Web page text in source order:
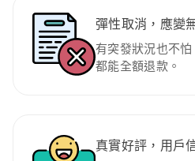
彈性取消，應變
有突發狀況也不
都能全額退款。
真實好評，用戶